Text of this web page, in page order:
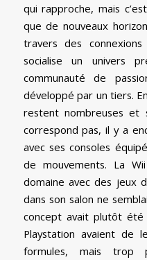
qui rapproche, mais
que de nouveaux
travers des
socialise un univers
communauté de
développé par un tiers.
restent nombreuses
correspond pas, il y a
avec ses consoles
de mouvements. La
domaine avec des jeux
dans son salon ne
concept avait plutôt été
Playstation avaient de
formules, mais trop